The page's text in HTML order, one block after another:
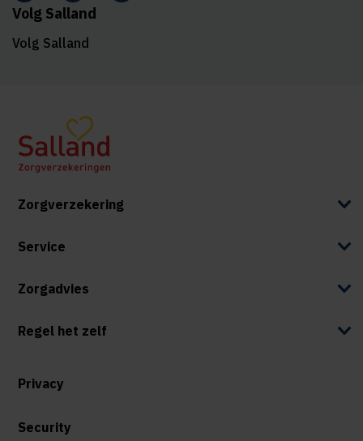
Volg Salland
Volg Salland
Zorgverzekering
Service
Zorgadvies
Regel het zelf
Privacy
Security